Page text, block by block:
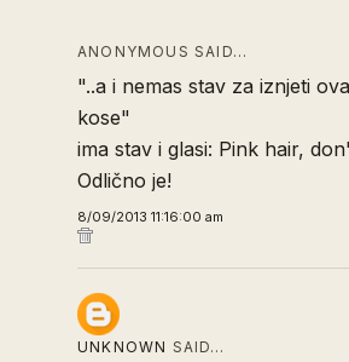
ANONYMOUS SAID…
"..a i nemas stav za iznjeti
kose"
ima stav i glasi: Pink hair,
Odlično je!
8/09/2013 11:16:00 am
UNKNOWN SAID…